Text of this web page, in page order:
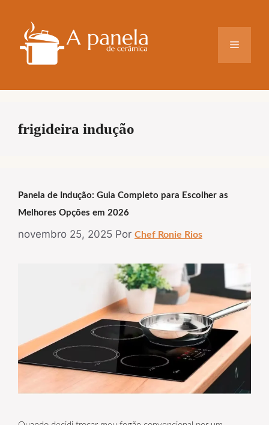
conteúdo
Menu
frigideira indução
Panela de Indução: Guia Completo para Escolher as
Melhores Opções em 2026
novembro 25, 2025 Por Chef Ronie Rios